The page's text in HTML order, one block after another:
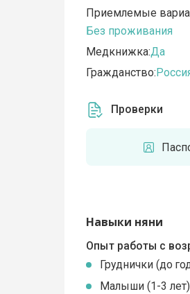
Приемлемые
Без проживания
Медкнижка:Да
Гражданство:
Проверки
Навыки няни
Опыт работы с
Груднички (до
Малыши (1-3 лет)